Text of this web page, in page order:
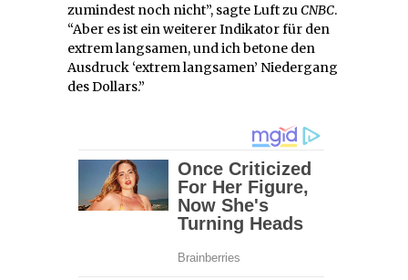
zumindest noch nicht”, sagte Luft zuCNBC.
“Aber es ist ein weiterer Indikator für den
extrem langsamen, und ich betone den
Ausdruck ‘extrem langsamen’ Niedergang
des Dollars.”